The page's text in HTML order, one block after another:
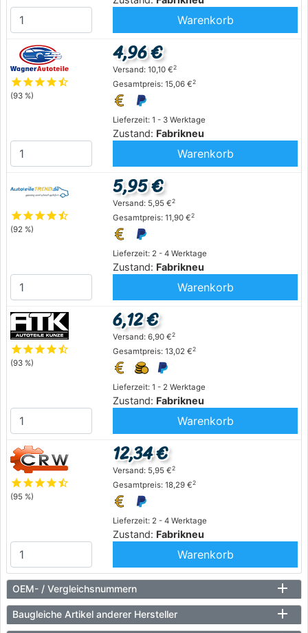
Warenkorb
starstarstarstarstar_half
(93 %)
Lieferzeit: 1 - 3 Werktage
Zustand: Fabrikneu
4,96 €
Versand: 10,10 €2
Gesamtpreis: 15,06 €2
Warenkorb
starstarstarstarstar_half
(92 %)
Lieferzeit: 2 - 4 Werktage
Zustand: Fabrikneu
5,95 €
Versand: 5,95 €2
Gesamtpreis: 11,90 €2
Warenkorb
starstarstarstarstar_half
(93 %)
Lieferzeit: 1 - 2 Werktage
Zustand: Fabrikneu
6,12 €
Versand: 6,90 €2
Gesamtpreis: 13,02 €2
Warenkorb
starstarstarstarstar_half
(95 %)
Lieferzeit: 2 - 4 Werktage
Zustand: Fabrikneu
12,34 €
Versand: 5,95 €2
Gesamtpreis: 18,29 €2
Warenkorb
OEM- / Vergleichsnummern
Baugleiche Artikel anderer Hersteller